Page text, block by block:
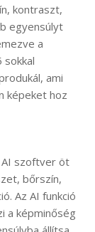
kontraszt,
egyensúlyt
a
ami
képeket hoz
AI szoftver öt
bőrszín,
Az AI funkció
a képminőség